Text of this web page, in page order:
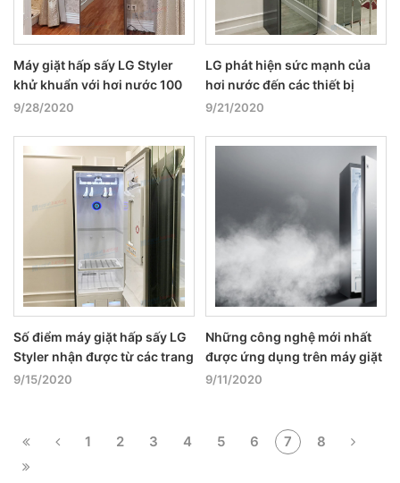
Máy giặt hấp sấy LG Styler
khử khuẩn với hơi nước 100
độ
9/28/2020
LG phát hiện sức mạnh của
hơi nước đến các thiết bị
trong nhà
9/21/2020
Số điểm máy giặt hấp sấy LG
Styler nhận được từ các trang
đánh giá
9/15/2020
Những công nghệ mới nhất
được ứng dụng trên máy giặt
hiện nay
9/11/2020
1 2 3 4 5 6 7 8